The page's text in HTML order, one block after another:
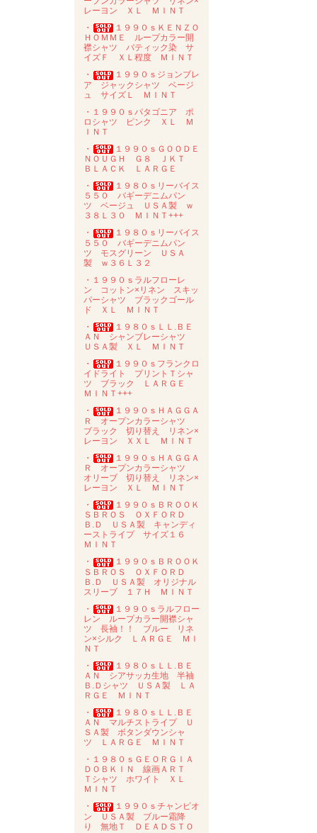
レーヨン ＸＬ ＭＩＮＴ
・
１９９０ｓＫＥＮＺＯ
ＨＯＭＭＥ ループカラー開
襟シャツ バティック染 サ
イズＦ ＸＬ程度 ＭＩＮＴ
・
１９９０ｓジョンブレ
ア ジャックシャツ ベージ
ュ サイズＬ ＭＩＮＴ
・１９９０ｓパタゴニア ポ
ロシャツ ピンク ＸＬ Ｍ
ＩＮＴ
・
１９９０ｓＧＯＯＤＥ
ＮＯＵＧＨ Ｇ８ ＪＫＴ
ＢＬＡＣＫ ＬＡＲＧＥ
・
１９８０ｓリーバイス
５５０ バギーデニムパン
ツ ベージュ ＵＳＡ製 ｗ
３８Ｌ３０ ＭＩＮＴ+++
・
１９８０ｓリーバイス
５５０ バギーデニムパン
ツ モスグリーン ＵＳＡ
製 ｗ３６Ｌ３２
・１９９０ｓラルフローレ
ン コットン×リネン スキッ
パーシャツ ブラックゴール
ド ＸＬ ＭＩＮＴ
・
１９８０ｓＬＬ.ＢＥ
ＡＮ シャンブレーシャツ
ＵＳＡ製 ＸＬ ＭＩＮＴ
・
１９９０ｓフランクロ
イドライト プリントＴシャ
ツ ブラック ＬＡＲＧＥ
ＭＩＮＴ+++
・
１９９０ｓＨＡＧＧＡ
Ｒ オープンカラーシャツ
ブラック 切り替え リネン×
レーヨン ＸＸＬ ＭＩＮＴ
・
１９９０ｓＨＡＧＧＡ
Ｒ オープンカラーシャツ
オリーブ 切り替え リネン×
レーヨン ＸＬ ＭＩＮＴ
・
１９９０ｓＢＲＯＯＫ
ＳＢＲＯＳ ＯＸＦＯＲＤ
Ｂ.Ｄ ＵＳＡ製 キャンディ
ーストライプ サイズ１６
ＭＩＮＴ
・
１９９０ｓＢＲＯＯＫ
ＳＢＲＯＳ ＯＸＦＯＲＤ
Ｂ.Ｄ ＵＳＡ製 オリジナル
スリーブ １７Ｈ ＭＩＮＴ
・
１９９０ｓラルフロー
レン ループカラー開襟シャ
ツ 長袖！！ ブルー リネ
ン×シルク ＬＡＲＧＥ ＭＩ
ＮＴ
・
１９８０ｓＬＬ.ＢＥ
ＡＮ シアサッカ生地 半袖
Ｂ.Ｄシャツ ＵＳＡ製 ＬＡ
ＲＧＥ ＭＩＮＴ
・
１９８０ｓＬＬ.ＢＥ
ＡＮ マルチストライプ Ｕ
ＳＡ製 ボタンダウンシャ
ツ ＬＡＲＧＥ ＭＩＮＴ
・１９８０ｓＧＥＯＲＧＩＡ
ＤＯＢＫＩＮ 線画ＡＲＴ
Ｔシャツ ホワイト ＸＬ
ＭＩＮＴ
・
１９９０ｓチャンピオ
ン ＵＳＡ製 ブルー霜降
り 無地Ｔ ＤＥＡＤＳＴＯ